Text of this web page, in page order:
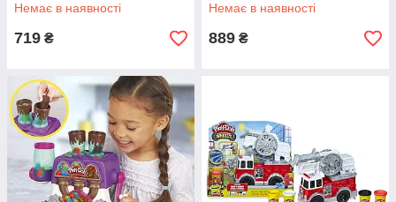
Немає в наявності
719 ₴
Немає в наявності
889 ₴